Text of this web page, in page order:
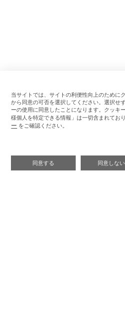
当サイトでは、サイトの利便性向上のために
から同意の可否を選択してください。選択せ
ーの使用に同意したことになります。クッキ
様個人を特定できる情報」は一切含まれてお
ー をご確認ください。
同意する 同意しない